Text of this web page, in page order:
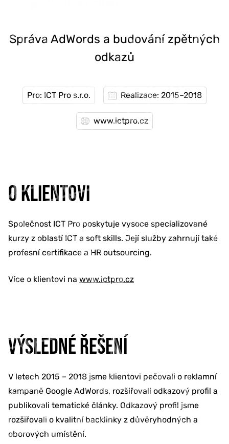
Správa AdWords a budování zpětných
odkazů
Pro: ICT Pro s.r.o. Realizace: 2015–2018
www.ictpro.cz
O KLIENTOVI
Společnost ICT Pro poskytuje vysoce specializované
kurzy z oblastí ICT a soft skills. Její služby zahrnují také
profesní certifikace a HR outsourcing.
Více o klientovi na www.ictpro.cz
VÝSLEDNÉ ŘEŠENÍ
V letech 2015 – 2018 jsme klientovi pečovali o reklamní
kampaně Google AdWords, rozšiřovali odkazový profil a
publikovali tematické články. Odkazový profil jsme
rozšiřovali o kvalitní backlinky z důvěryhodných a
oborových umístění.